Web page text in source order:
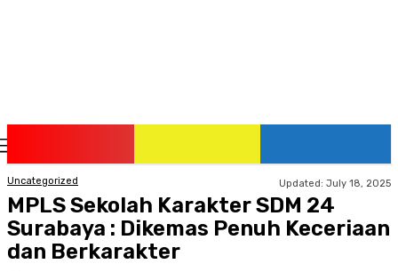
Uncategorized Updated: July 18, 2025
MPLS Sekolah Karakter SDM 24
Surabaya : Dikemas Penuh Keceriaan
dan Berkarakter